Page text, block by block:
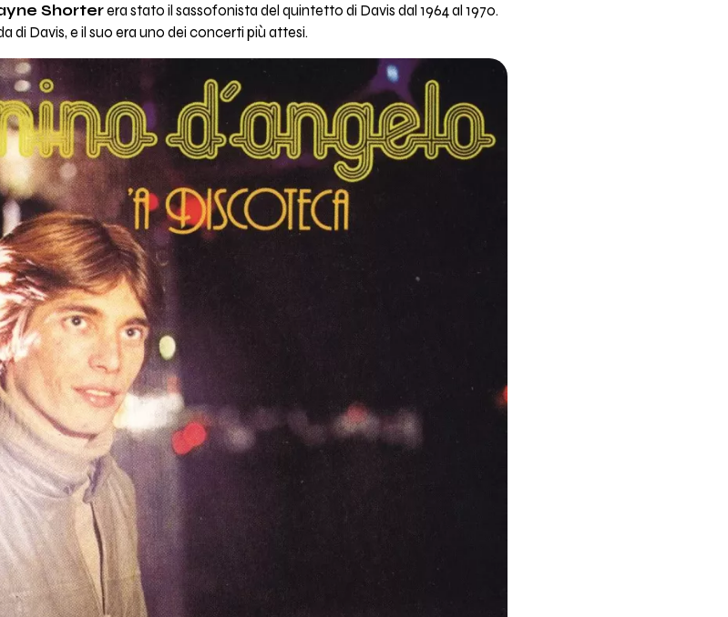
Shorterera stato il sassofonista del quintetto di Davis dal 1964 al 1970.
di Davis, e il suo era uno dei concerti più attesi.